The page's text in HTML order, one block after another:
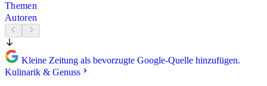
Themen
Autoren
Kleine Zeitung als bevorzugte Google-Quelle hinzufügen.
Kulinarik & Genuss